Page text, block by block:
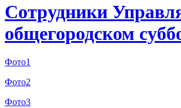
Сотрудники
общегородском
Фото1
Фото2
Фото3